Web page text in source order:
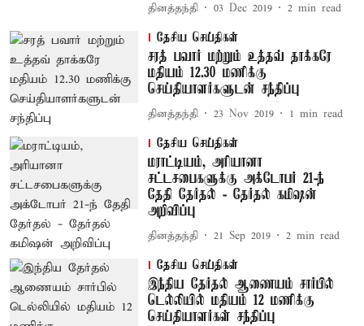
தினத்தந்தி 03 Dec 2019 2 min read
தேசிய செய்திகள்
சரத் பவார் மற்றும் உத்தவ் தாக்கரே
மதியம் 12.30 மணிக்கு
செய்தியாளர்களுடன் சந்திப்பு
தினத்தந்தி 23 Nov 2019 1 min read
தேசிய செய்திகள்
மராட்டியம், அரியானா
சட்டசபைகளுக்கு அக்டோபர் 21-ந்
தேதி தேர்தல் - தேர்தல் கமிஷன்
அறிவிப்பு
தினத்தந்தி 21 Sep 2019 2 min read
தேசிய செய்திகள்
இந்திய தேர்தல் ஆணையம் சார்பில்
டெல்லியில் மதியம் 12 மணிக்கு
செய்தியாளர்கள் சந்திப்பு